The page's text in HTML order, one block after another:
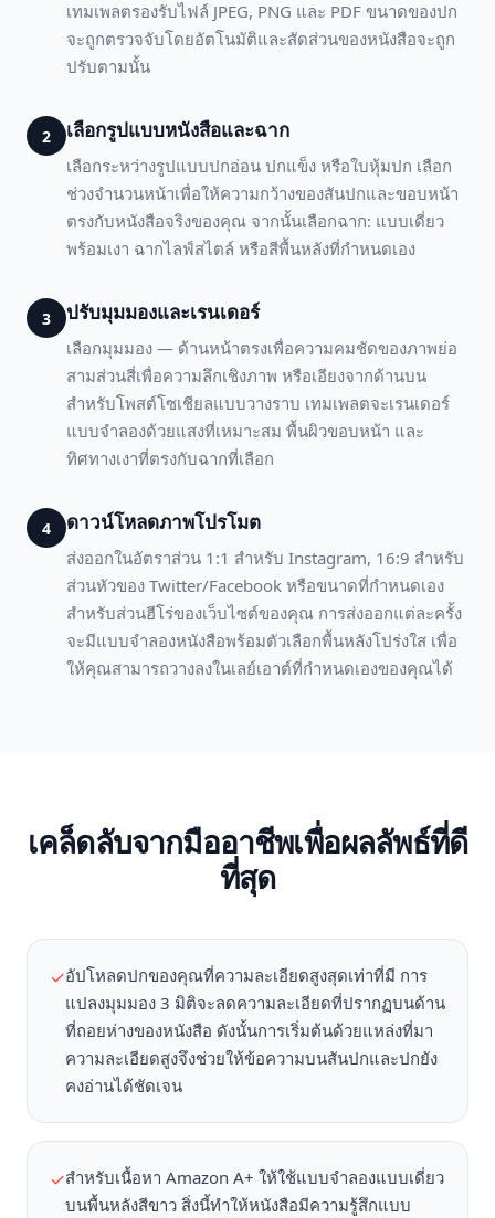
เทมเพลตรองรับไฟล์ JPEG, PNG และ PDF ขนาดของปก
จะถูกตรวจจับโดยอัตโนมัติและสัดส่วนของหนังสือจะถูก
ปรับตามนั้น
2 เลือกรูปแบบหนังสือและฉาก
เลือกระหว่างรูปแบบปกอ่อน ปกแข็ง หรือใบหุ้มปก เลือก
ช่วงจำนวนหน้าเพื่อให้ความกว้างของสันปกและขอบหน้า
ตรงกับหนังสือจริงของคุณ จากนั้นเลือกฉาก: แบบเดี่ยว
พร้อมเงา ฉากไลฟ์สไตล์ หรือสีพื้นหลังที่กำหนดเอง
3 ปรับมุมมองและเรนเดอร์
เลือกมุมมอง — ด้านหน้าตรงเพื่อความคมชัดของภาพย่อ
สามส่วนสี่เพื่อความลึกเชิงภาพ หรือเอียงจากด้านบน
สำหรับโพสต์โซเชียลแบบวางราบ เทมเพลตจะเรนเดอร์
แบบจำลองด้วยแสงที่เหมาะสม พื้นผิวขอบหน้า และ
ทิศทางเงาที่ตรงกับฉากที่เลือก
4 ดาวน์โหลดภาพโปรโมต
ส่งออกในอัตราส่วน 1:1 สำหรับ Instagram, 16:9 สำหรับ
ส่วนหัวของ Twitter/Facebook หรือขนาดที่กำหนดเอง
สำหรับส่วนฮีโร่ของเว็บไซต์ของคุณ การส่งออกแต่ละครั้ง
จะมีแบบจำลองหนังสือพร้อมตัวเลือกพื้นหลังโปร่งใส เพื่อ
ให้คุณสามารถวางลงในเลย์เอาต์ที่กำหนดเองของคุณได้
เคล็ดลับจากมืออาชีพเพื่อผลลัพธ์ที่ดี
ที่สุด
✓อัปโหลดปกของคุณที่ความละเอียดสูงสุดเท่าที่มี การ
แปลงมุมมอง 3 มิติจะลดความละเอียดที่ปรากฏบนด้าน
ที่ถอยห่างของหนังสือ ดังนั้นการเริ่มต้นด้วยแหล่งที่มา
ความละเอียดสูงจึงช่วยให้ข้อความบนสันปกและปกยัง
คงอ่านได้ชัดเจน
✓สำหรับเนื้อหา Amazon A+ ให้ใช้แบบจำลองแบบเดี่ยว
บนพื้นหลังสีขาว สิ่งนี้ทำให้หนังสือมีความรู้สึกแบบ